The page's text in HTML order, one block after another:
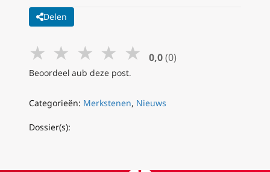
Delen
★ ★ ★ ★ ★ 0,0 (0)
Beoordeel aub deze post.
Categorieën: Merkstenen, Nieuws
Dossier(s):